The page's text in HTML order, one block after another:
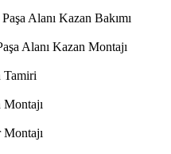
Alanı Kazan Bakımı
Alanı Kazan Montajı
Tamiri